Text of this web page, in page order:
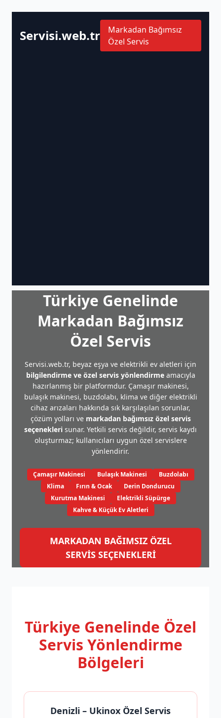
Servisi.web.tr
Markadan Bağımsız
Özel Servis
Türkiye Genelinde
Markadan Bağımsız
Özel Servis
Servisi.web.tr, beyaz eşya ve elektrikli ev aletleri için
bilgilendirme ve özel servis yönlendirmeamacıyla
hazırlanmış bir platformdur. Çamaşır makinesi,
bulaşık makinesi, buzdolabı, klima ve diğer elektrikli
cihaz arızaları hakkında sık karşılaşılan sorunlar,
çözüm yolları ve markadan bağımsız özel servis
seçenekleri sunar. Yetkili servis değildir, servis kaydı
oluşturmaz; kullanıcıları uygun özel servislere
yönlendirir.
Çamaşır Makinesi Bulaşık Makinesi
Buzdolabı
Klima
Fırın & Ocak
Derin Dondurucu
Kurutma Makinesi
Elektrikli Süpürge
Kahve & Küçük Ev Aletleri
MARKADAN BAĞIMSIZ ÖZEL
SERVİS SEÇENEKLERİ
Türkiye Genelinde Özel
Servis Yönlendirme
Bölgeleri
Denizli – Ukinox Özel Servis